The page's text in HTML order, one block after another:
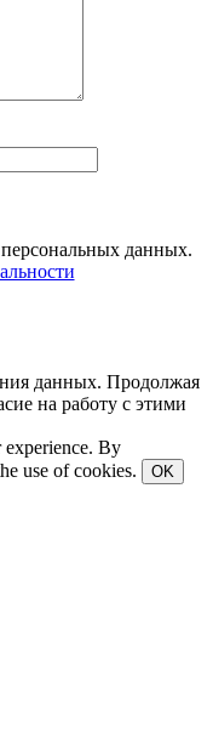
данных.
данных. Продолжая
на работу с этими
experience. By
use of cookies.
OK